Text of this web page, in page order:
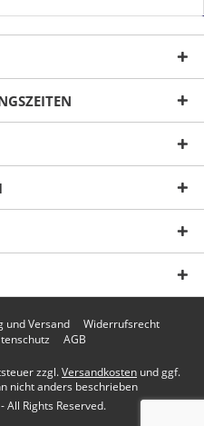
gelesen,
*
und Versand
Widerrufsrecht
AGB
zzgl.Versandkosten und ggf.
nicht anders beschrieben
Rights Reserved.